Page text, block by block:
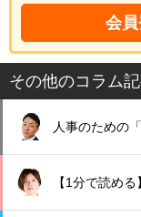
会
その他のコラム
人事のための
【1分で読め